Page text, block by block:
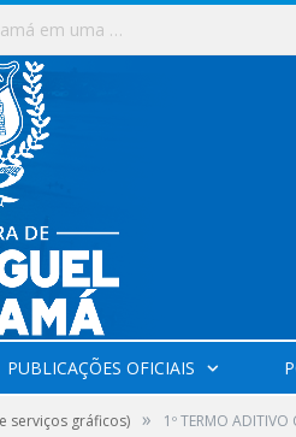
Milhares de fiéis tomam as ruas de São Miguel do Guamá em uma grande celebração de fé na Marcha para Jesus 2026.
PUBLICAÇÕES OFICIAIS
serviços gráficos) » 1º TERMO